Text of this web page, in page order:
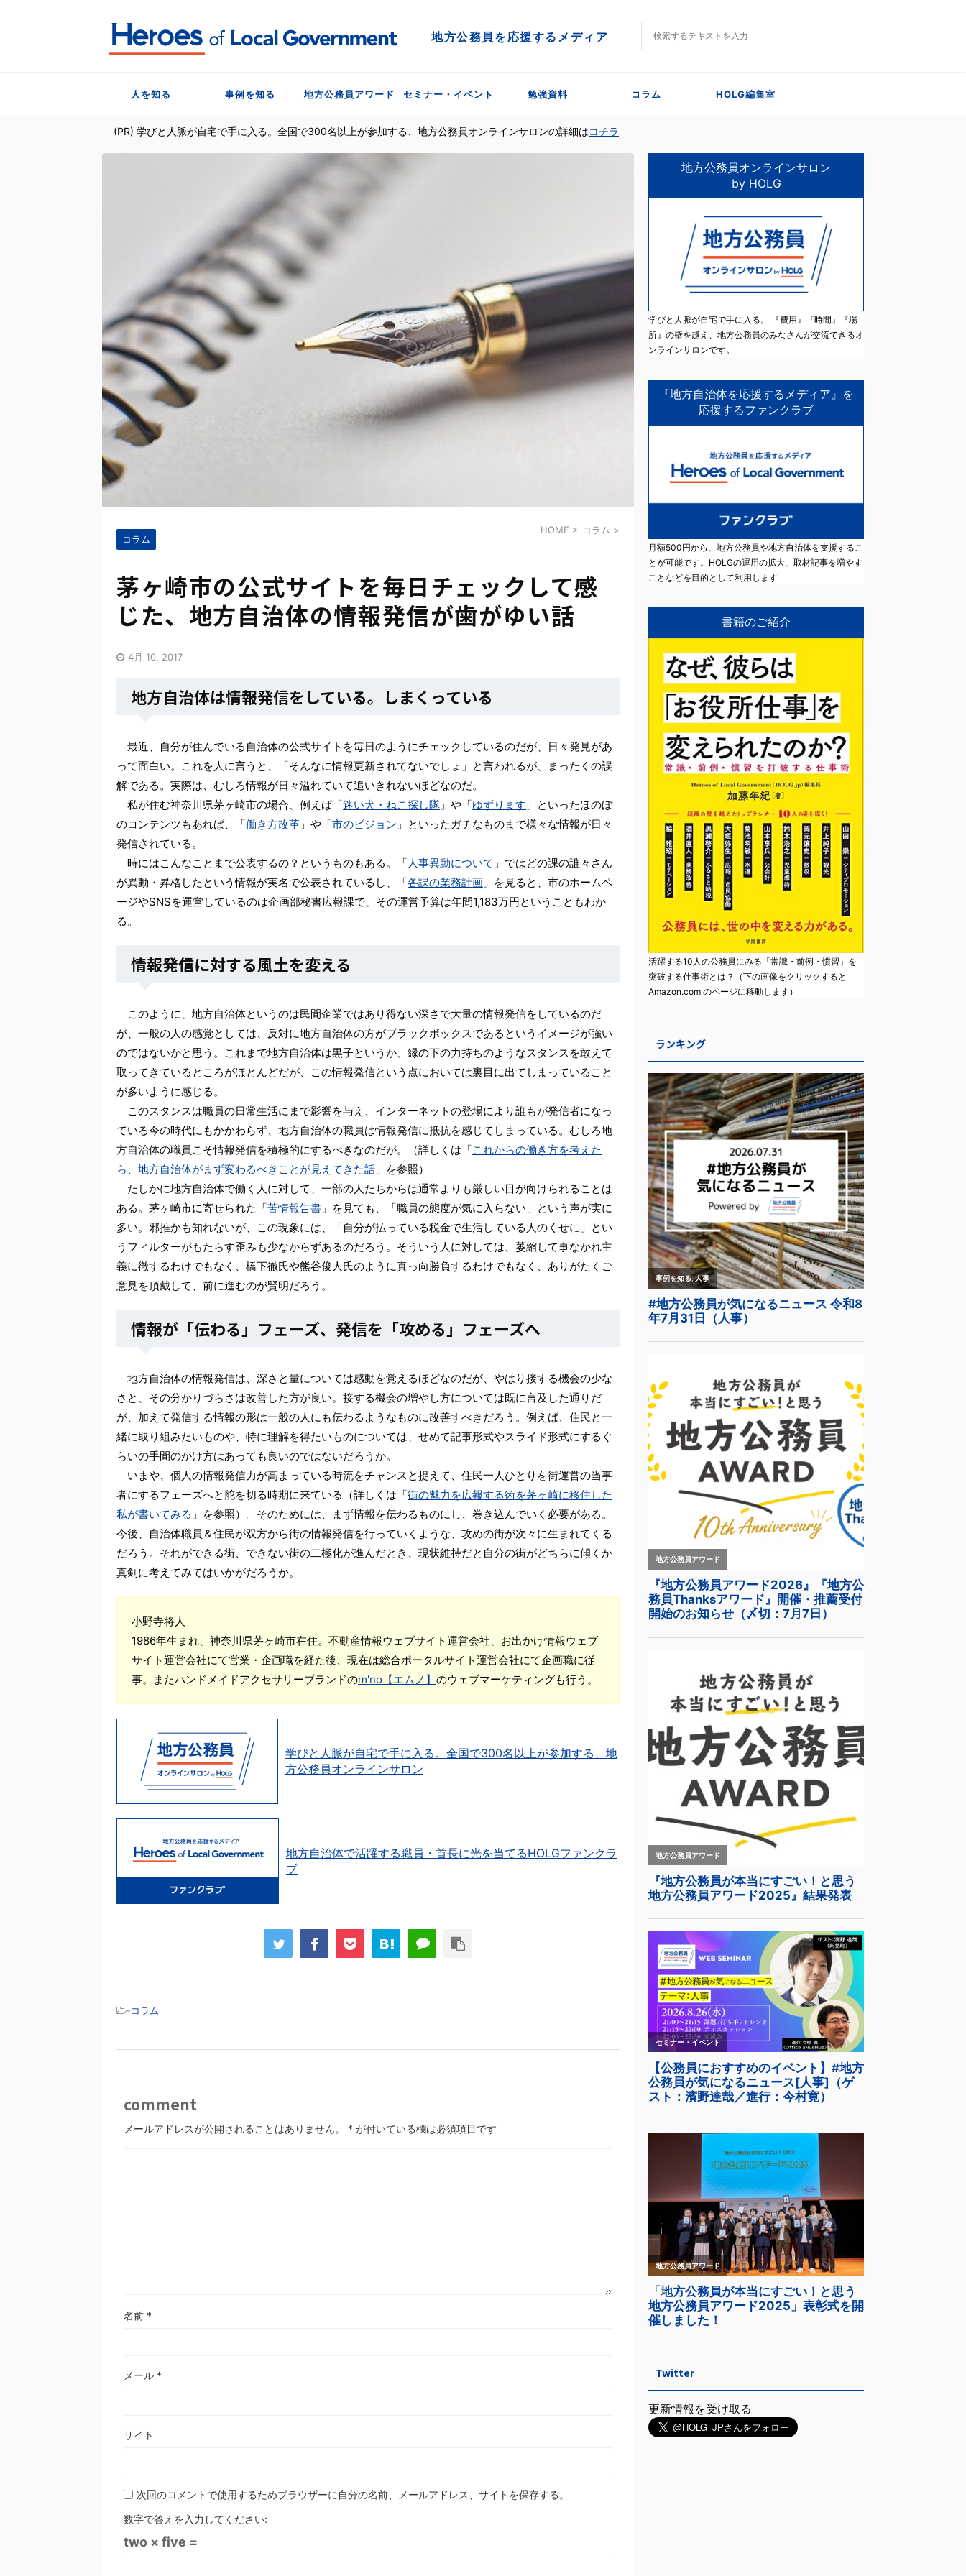
地方公務員を応援するメディア
人を知る 事例を知る 地方公務員アワード セミナー・イベント 勉強資料 コラム HOLG編集室
(PR) 学びと人脈が自宅で手に入る。全国で300名以上が参加する、地方公務員オンラインサロンの詳細はコチラ
HOME > コラム >
コラム
茅ヶ崎市の公式サイトを毎日チェックして感
じた、地方自治体の情報発信が歯がゆい話
4月 10, 2017
地方自治体は情報発信をしている。しまくっている
最近、自分が住んでいる自治体の公式サイトを毎日のようにチェックしているのだが、日々発見があ
って面白い。これを人に言うと、「そんなに情報更新されてないでしょ」と言われるが、まったくの誤
解である。実際は、むしろ情報が日々溢れていて追いきれないほどなのだ。
私が住む神奈川県茅ヶ崎市の場合、例えば「迷い犬・ねこ探し隊 」や「ゆずります 」といったほのぼ
のコンテンツもあれば、「働き方改革 」や「市のビジョン 」といったガチなものまで様々な情報が日々
発信されている。
時にはこんなことまで公表するの？というものもある。「人事異動について 」ではどの課の誰々さん
が異動・昇格したという情報が実名で公表されているし、「各課の業務計画 」を見ると、市のホームペ
ージやSNSを運営しているのは企画部秘書広報課で、その運営予算は年間1,183万円ということもわか
る。
情報発信に対する風土を変える
このように、地方自治体というのは民間企業ではあり得ない深さで大量の情報発信をしているのだ
が、一般の人の感覚としては、反対に地方自治体の方がブラックボックスであるというイメージが強い
のではないかと思う。これまで地方自治体は黒子というか、縁の下の力持ちのようなスタンスを敢えて
取ってきているところがほとんどだが、この情報発信という点においては裏目に出てしまっていること
が多いように感じる。
このスタンスは職員の日常生活にまで影響を与え、インターネットの登場により誰もが発信者になっ
ている今の時代にもかかわらず、地方自治体の職員は情報発信に抵抗を感じてしまっている。むしろ地
方自治体の職員こそ情報発信を積極的にするべきなのだが。（詳しくは「これからの働き方を考えた
ら、地方自治体がまず変わるべきことが見えてきた話 」を参照）
たしかに地方自治体で働く人に対して、一部の人たちからは通常よりも厳しい目が向けられることは
ある。茅ヶ崎市に寄せられた「苦情報告書 」を見ても、「職員の態度が気に入らない」という声が実に
多い。邪推かも知れないが、この現象には、「自分が払っている税金で生活している人のくせに」とい
うフィルターがもたらす歪みも少なからずあるのだろう。そういう人に対しては、萎縮して事なかれ主
義に徹するわけでもなく、橋下徹氏や熊谷俊人氏のように真っ向勝負するわけでもなく、ありがたくご
意見を頂戴して、前に進むのが賢明だろう。
情報が「伝わる」フェーズ、発信を「攻める」フェーズへ
地方自治体の情報発信は、深さと量については感動を覚えるほどなのだが、やはり接する機会の少な
さと、その分かりづらさは改善した方が良い。接する機会の増やし方については既に言及した通りだ
が、加えて発信する情報の形は一般の人にも伝わるようなものに改善すべきだろう。例えば、住民と一
緒に取り組みたいものや、特に理解を得たいものについては、せめて記事形式やスライド形式にするぐ
らいの手間のかけ方はあっても良いのではないだろうか。
いまや、個人の情報発信力が高まっている時流をチャンスと捉えて、住民一人ひとりを街運営の当事
者にするフェーズへと舵を切る時期に来ている（詳しくは「街の魅力を広報する術を茅ヶ崎に移住した
私が書いてみる 」を参照）。そのためには、まず情報を伝わるものにし、巻き込んでいく必要がある。
今後、自治体職員＆住民が双方から街の情報発信を行っていくような、攻めの街が次々に生まれてくる
だろう。それができる街、できない街の二極化が進んだとき、現状維持だと自分の街がどちらに傾くか
真剣に考えてみてはいかがだろうか。
小野寺将人
1986年生まれ、神奈川県茅ヶ崎市在住。不動産情報ウェブサイト運営会社、お出かけ情報ウェブ
サイト運営会社にて営業・企画職を経た後、現在は総合ポータルサイト運営会社にて企画職に従
事。またハンドメイドアクセサリーブランドのm'no【エムノ】 のウェブマーケティングも行う。
学びと人脈が自宅で手に入る。全国で300名以上が参加する、地
方公務員オンラインサロン
地方自治体で活躍する職員・首長に光を当てるHOLGファンクラ
ブ
-コラム
comment
メールアドレスが公開されることはありません。 * が付いている欄は必須項目です
名前 *
メール *
サイト
次回のコメントで使用するためブラウザーに自分の名前、メールアドレス、サイトを保存する。
数字で答えを入力してください:
two × five =
地方公務員オンラインサロン
by HOLG
学びと人脈が自宅で手に入る。 『費用』『時間』『場
所』の壁を越え、地方公務員のみなさんが交流できるオ
ンラインサロンです。
『地方自治体を応援するメディア』を
応援するファンクラブ
月額500円から、地方公務員や地方自治体を支援するこ
とが可能です。HOLGの運用の拡大、取材記事を増やす
ことなどを目的として利用します
書籍のご紹介
活躍する10人の公務員にみる「常識・前例・慣習」を
突破する仕事術とは？（下の画像をクリックすると
Amazon.com のページに移動します）
ランキング
Twitter
更新情報を受け取る